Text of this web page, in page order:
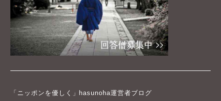
きっかけは大震災。サイト誕生秘話